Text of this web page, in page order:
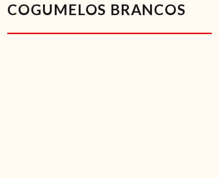
VÍDEOS
RECEITAS VEGGIE
COGUMELOS BRANCOS